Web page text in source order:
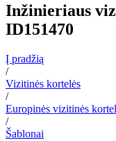
Inžinieriaus
ID151470
Į pradžią
/
Vizitinės kortelės
/
Europinės vizitinės
/
Šablonai